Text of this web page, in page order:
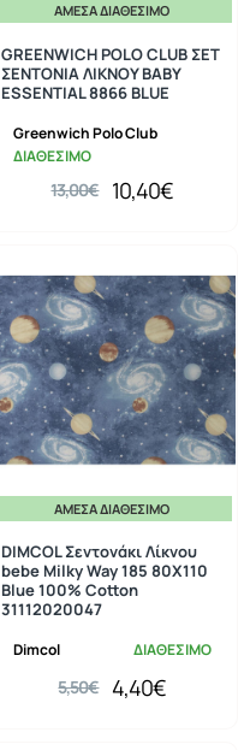
ΆΜΕΣΑ ΔΙΑΘΈΣΙΜΟ
Greenwich Polo Club
ΔΙΑΘΕΣΙΜΟ
GREENWICH POLO CLUB ΣΕΤ
ΣΕΝΤΟΝΙΑ ΛΙΚΝΟΥ ΒΑΒΥ
ESSENTIAL 8866 BLUE
10,40€
13,00€
ΆΜΕΣΑ ΔΙΑΘΈΣΙΜΟ
Dimcol ΔΙΑΘΕΣΙΜΟ
DIMCOL Σεντονάκι Λίκνου
bebe Milky Way 185 80X110
Blue 100% Cotton
31112020047
4,40€
5,50€